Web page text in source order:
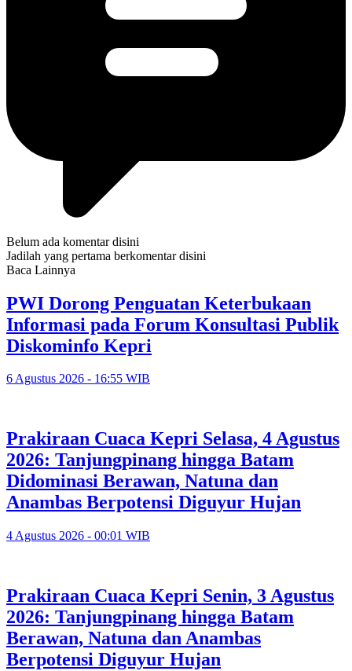
Belum ada komentar disini
Jadilah yang pertama berkomentar disini
Baca Lainnya
PWI Dorong Penguatan Keterbukaan
Informasi pada Forum Konsultasi Publik
Diskominfo Kepri
6 Agustus 2026 - 16:55 WIB
Prakiraan Cuaca Kepri Selasa, 4 Agustus
2026: Tanjungpinang hingga Batam
Didominasi Berawan, Natuna dan
Anambas Berpotensi Diguyur Hujan
4 Agustus 2026 - 00:01 WIB
Prakiraan Cuaca Kepri Senin, 3 Agustus
2026: Tanjungpinang hingga Batam
Berawan, Natuna dan Anambas
Berpotensi Diguyur Hujan